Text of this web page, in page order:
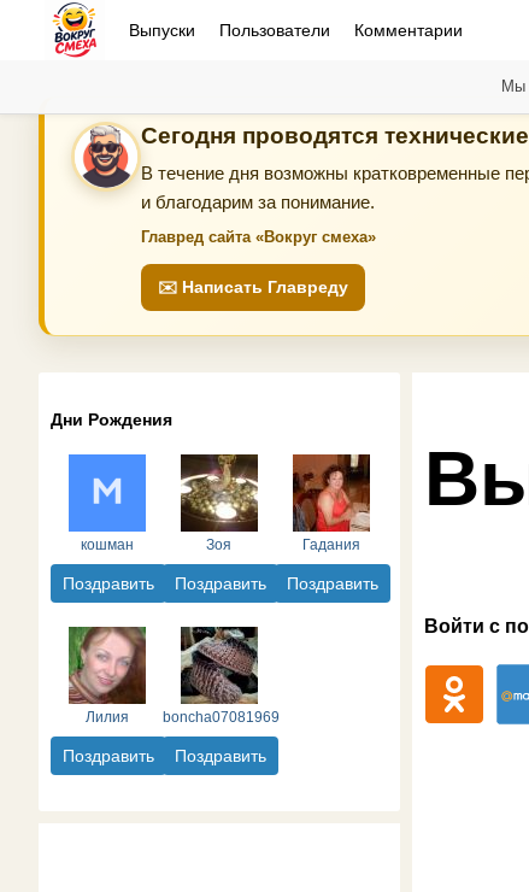
Выпуски Пользователи Комментарии
Сегодня проводятся
В течение дня возможны кратковременные
и благодарим за понимание.
Главред сайта «Вокруг смеха»
✉️ Написать Главреду
Дни Рождения
кошман
Поздравить
Зоя
Поздравить
Гадания
Поздравить
Лилия
Поздравить
boncha07081969
Поздравить
Войти с
Мы